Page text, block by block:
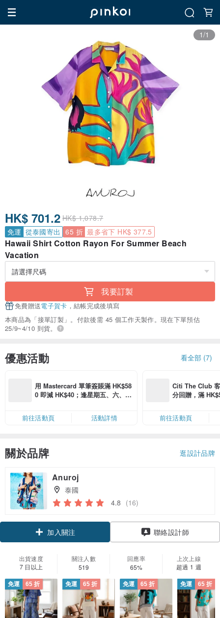
1/1
HK$ 701.2 HK$ 1,078.7
免運 從泰國寄出 65 折 最多省下 HK$ 377.5
Hawaii Shirt Cotton Rayon For Summer Beach
Vacation
我要訂製
免費贈送電子賀卡 ，結帳完成後填寫
本商品為「接單訂製」。付款後需 45 個工作天製作。現在下單預估
25/9~4/10 到貨。
優惠活動 看全部 (7)
用 Mastercard 單筆簽賬滿 HK$58
0 即減 HK$40；逢星期五、六、日
卡」結帳）
前往活動頁 活動詳情
Citi The Club
分回贈，滿
前往活動頁
關於品牌 逛設計品牌
Anuroj
泰國
4.8 (16)
加入關注 聯絡設計師
出貨速度
7 日以上
關注人數
519
回應率
65%
上次上線
超過 1 週
免運 65 折 免運 65 折 免運 65 折 免運 65 折